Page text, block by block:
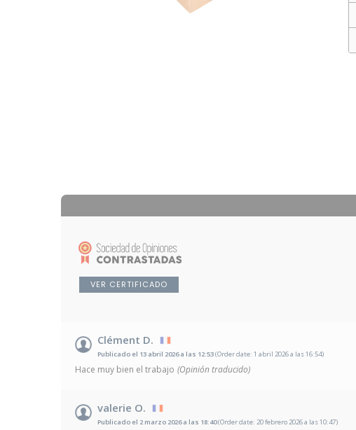
VER CERTIFICADO
Clément D.
Publicado el 13 abril 2026 a las 12:53(Order date: 1 abril 2026 a las 16:54)
Hace muy bien el trabajo (Opinión traducido)
valerie O.
Publicado el 2 marzo 2026 a las 18:40(Order date: 20 febrero 2026 a las 10:47)